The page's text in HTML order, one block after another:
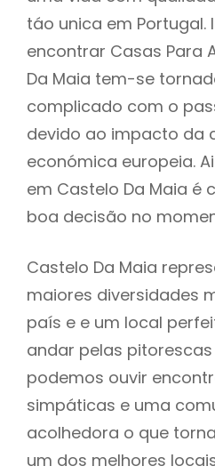
táo unica em Portugal.
encontrar Casas Para
Da Maia tem-se
complicado com o
devido ao impacto da
económica europeia.
em Castelo Da Maia é
boa decisão no
Castelo Da Maia
maiores diversidades
país e e um local
andar pelas
podemos ouvir
simpáticas e uma
acolhedora o que
um dos melhores